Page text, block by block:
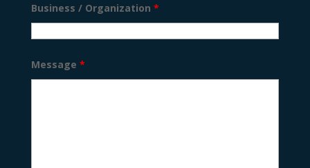
Business / Organization *
Message *